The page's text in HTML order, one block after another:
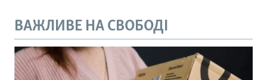
ВАЖЛИВЕ НА СВОБОДІ